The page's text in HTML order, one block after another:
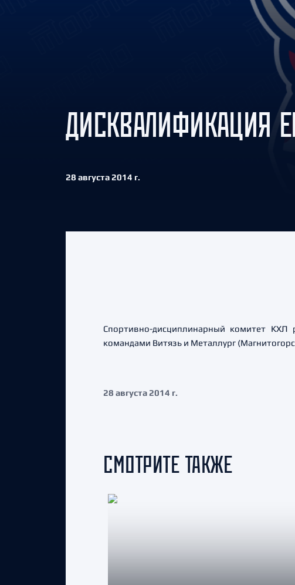
ДИСКВАЛИФИКАЦИЯ
28 августа 2014 г.
Спортивно-дисциплинарный комитет КХЛ
командами Витязь и Металлург
28 августа 2014 г.
СМОТРИТЕ ТАКЖЕ